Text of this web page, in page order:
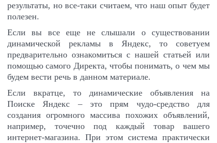
результаты, но все-таки считаем, что наш опыт будет
полезен.
Если вы все еще не слышали о существовании
динамической рекламы в Яндекс, то советуем
предварительно ознакомиться с нашей статьей или
помощью самого Директа, чтобы понимать, о чем мы
будем вести речь в данном материале.
Если вкратце, то динамические объявления на
Поиске Яндекс – это прям чудо-средство для
создания огромного массива похожих объявлений,
например, точечно под каждый товар вашего
интернет-магазина. При этом система практически